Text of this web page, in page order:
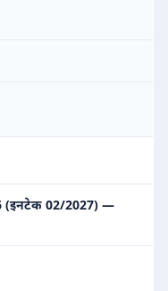
(इनटेक 02/2027) —